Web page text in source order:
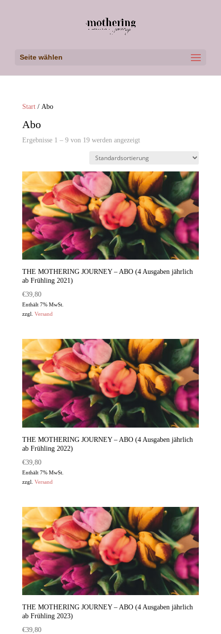
Seite wählen
Start/ Abo
Abo
Ergebnisse 1 – 9 von 19 werden angezeigt
THE MOTHERING JOURNEY – ABO (4 Ausgaben jährlich
ab Frühling 2021)
€39,80
Enthält 7% MwSt.
zzgl. Versand
THE MOTHERING JOURNEY – ABO (4 Ausgaben jährlich
ab Frühling 2022)
€39,80
Enthält 7% MwSt.
zzgl. Versand
THE MOTHERING JOURNEY – ABO (4 Ausgaben jährlich
ab Frühling 2023)
€39,80